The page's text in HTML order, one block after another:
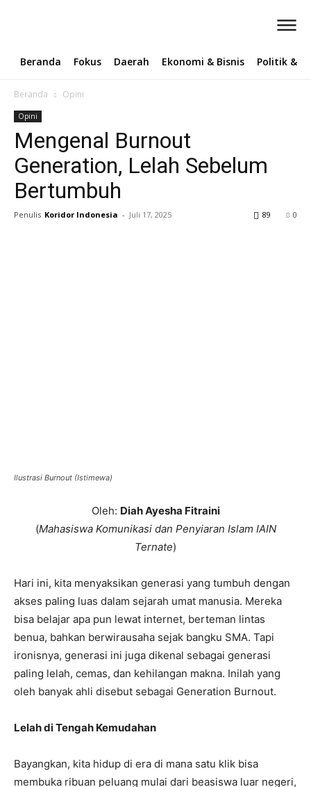
Beranda Fokus Daerah Ekonomi & Bisnis Politik &
Beranda Opini
Opini
Mengenal Burnout
Generation, Lelah Sebelum
Bertumbuh
Penulis Koridor Indonesia - Juli 17, 2025 0
89
Ilustrasi Burnout (Istimewa)
Oleh: Diah Ayesha Fitraini
(Mahasiswa Komunikasi dan Penyiaran Islam IAIN
Ternate)
Hari ini, kita menyaksikan generasi yang tumbuh dengan
akses paling luas dalam sejarah umat manusia. Mereka
bisa belajar apa pun lewat internet, berteman lintas
benua, bahkan berwirausaha sejak bangku SMA. Tapi
ironisnya, generasi ini juga dikenal sebagai generasi
paling lelah, cemas, dan kehilangan makna. Inilah yang
oleh banyak ahli disebut sebagai Generation Burnout.
Lelah di Tengah Kemudahan
Bayangkan, kita hidup di era di mana satu klik bisa
membuka ribuan peluang mulai dari beasiswa luar negeri,